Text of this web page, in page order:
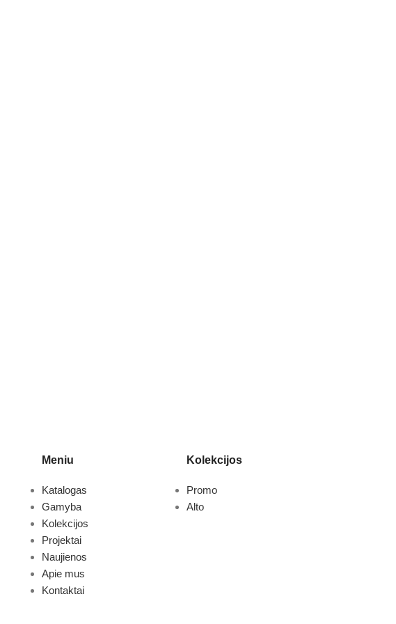
Meniu
Katalogas
Gamyba
Kolekcijos
Projektai
Naujienos
Apie mus
Kontaktai
Kolekcijos
Promo
Alto